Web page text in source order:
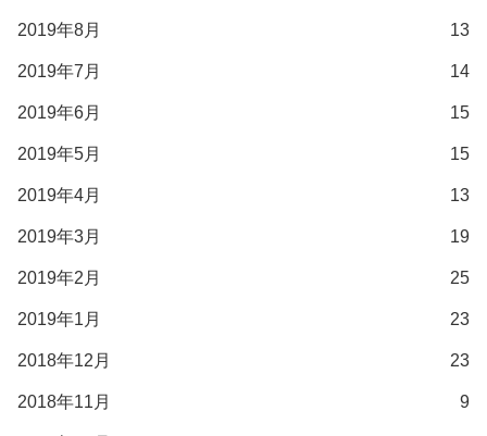
2019年8月 13
2019年7月 14
2019年6月 15
2019年5月 15
2019年4月 13
2019年3月 19
2019年2月 25
2019年1月 23
2018年12月 23
2018年11月 9